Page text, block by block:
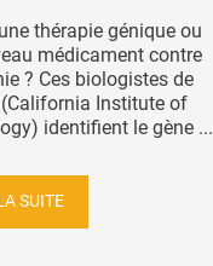
thérapie génique ou
médicament contre
? Ces biologistes de
Institute of
identifient le gène ...
SUITE